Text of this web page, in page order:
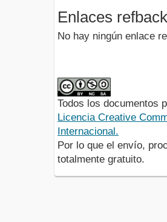
Enlaces refback
No hay ningún enlace
Todos los documentos
Licencia Creative
Internacional.
Por lo que el envío,
totalmente gratuito.